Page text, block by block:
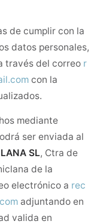
de cumplir con la
datos personales,
través del correo r
con la
mediante
ser enviada al
SL, Ctra de
de la
electrónico a rec
adjuntando en
valida en